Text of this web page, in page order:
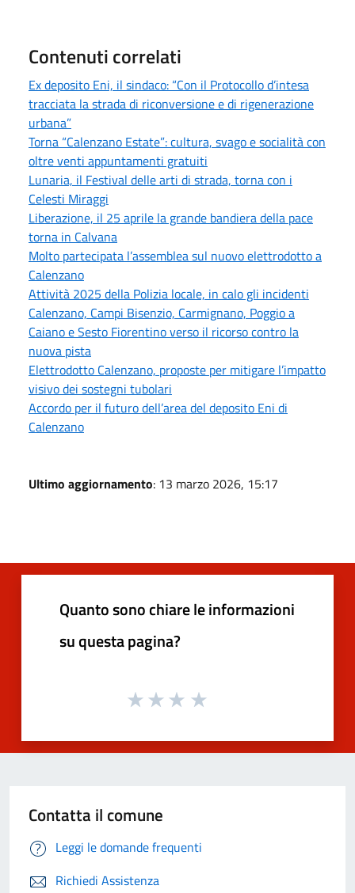
Contenuti correlati
Ex deposito Eni, il sindaco: “Con il Protocollo d’intesa
tracciata la strada di riconversione e di rigenerazione
urbana”
Torna “Calenzano Estate”: cultura, svago e socialità con
oltre venti appuntamenti gratuiti
Lunaria, il Festival delle arti di strada, torna con i
Celesti Miraggi
Liberazione, il 25 aprile la grande bandiera della pace
torna in Calvana
Molto partecipata l’assemblea sul nuovo elettrodotto a
Calenzano
Attività 2025 della Polizia locale, in calo gli incidenti
Calenzano, Campi Bisenzio, Carmignano, Poggio a
Caiano e Sesto Fiorentino verso il ricorso contro la
nuova pista
Elettrodotto Calenzano, proposte per mitigare l’impatto
visivo dei sostegni tubolari
Accordo per il futuro dell’area del deposito Eni di
Calenzano
Ultimo aggiornamento: 13 marzo 2026, 15:17
Quanto sono chiare le informazioni
su questa pagina?
Contatta il comune
Leggi le domande frequenti
Richiedi Assistenza